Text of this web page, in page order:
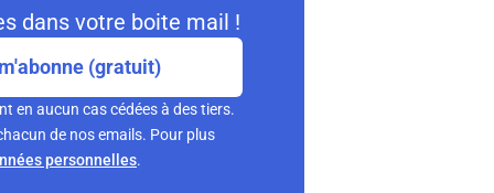
dans votre boite mail !
(gratuit)
en aucun cas cédées à des tiers.
de nos emails. Pour plus
personnelles.